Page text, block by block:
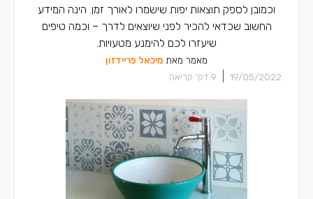
וכמובן לספק תוצאות יפות שישמרו לאורך זמן. הינה המידע
החשוב שכדאי להכיר לפני שיוצאים לדרך – וכמה טיפים
שיעזרו לכם להימנע מטעויות.
מאמר מאת מיכאל פריידזון
19/05/2022
9 דק' קריאה